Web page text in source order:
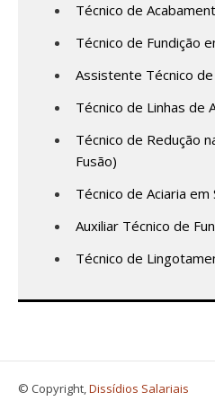
Técnico de
Técnico de Fundição
Assistente Técnico
Técnico de Linhas de
Técnico de Redução
Fusão)
Técnico de Aciaria em
Auxiliar Técnico de
Técnico de
© Copyright,Dissídios Salariais